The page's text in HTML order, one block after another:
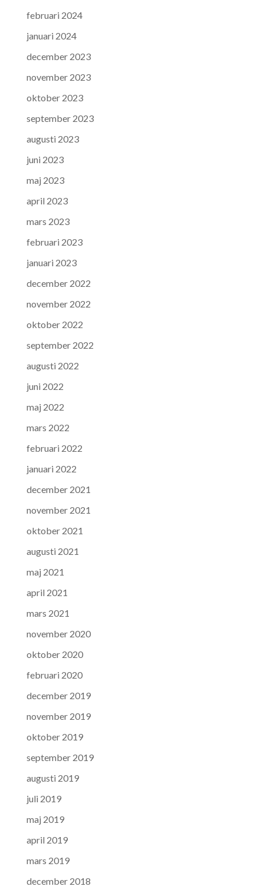
februari 2024
januari 2024
december 2023
november 2023
oktober 2023
september 2023
augusti 2023
juni 2023
maj 2023
april 2023
mars 2023
februari 2023
januari 2023
december 2022
november 2022
oktober 2022
september 2022
augusti 2022
juni 2022
maj 2022
mars 2022
februari 2022
januari 2022
december 2021
november 2021
oktober 2021
augusti 2021
maj 2021
april 2021
mars 2021
november 2020
oktober 2020
februari 2020
december 2019
november 2019
oktober 2019
september 2019
augusti 2019
juli 2019
maj 2019
april 2019
mars 2019
december 2018